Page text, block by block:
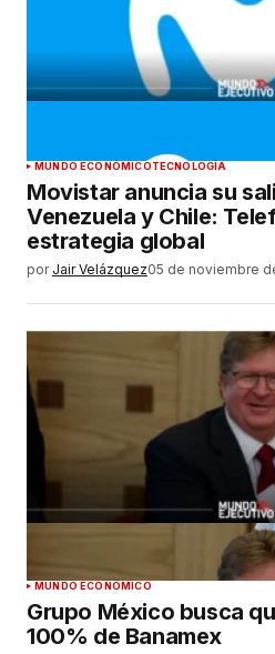
MUNDO ECONÓMICOTECNOLOGÍA
Movistar anuncia su
Venezuela y Chile:
estrategia global
por Jair Velázquez05 de noviembre
MUNDO ECONÓMICO
Grupo México busca
100% de Banamex